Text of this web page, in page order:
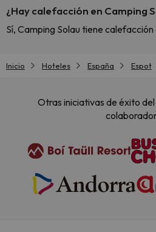
¿Hay calefacción en Camping
Sí, Camping Solau tiene
Inicio Hoteles España Espot
Otras iniciativas de éxito